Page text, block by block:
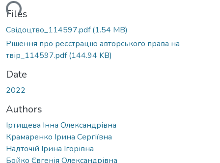
Files
Свідоцтво_114597.pdf(1.54 MB)
Рішення про реєстрацію авторського права на
твір_114597.pdf(144.94 KB)
Date
2022
Authors
Іртищева Інна Олександрівна
Крамаренко Ірина Сергіївна
Надточій Ірина Ігорівна
Бойко Євгенія Олександрівна